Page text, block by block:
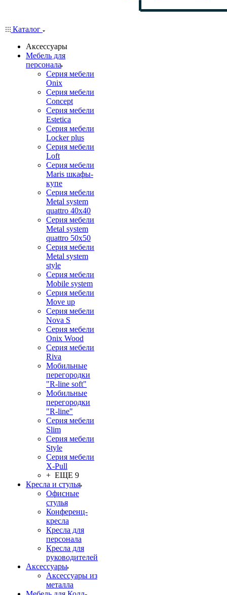
Каталог
Аксессуары
Мебель для
персонала
Серия мебели
Onix
Серия мебели
Concept
Серия мебели
Estetica
Серия мебели
Locker plus
Серия мебели
Loft
Серия мебели
Maris шкафы-
купе
Серия мебели
Metal system
quattro 40x40
Серия мебели
Metal system
quattro 50x50
Серия мебели
Metal system
style
Серия мебели
Mobile system
Серия мебели
Move up
Серия мебели
Nova S
Серия мебели
Onix Wood
Серия мебели
Riva
Мобильные
перегородки
"R-line soft"
Мобильные
перегородки
"R-line"
Серия мебели
Slim
Серия мебели
Style
Серия мебели
X-Pull
+ ЕЩЕ 9
Кресла и стулья
Офисные
стулья
Конференц-
кресла
Кресла для
персонала
Кресла для
руководителей
Аксессуары
Аксессуары из
металла